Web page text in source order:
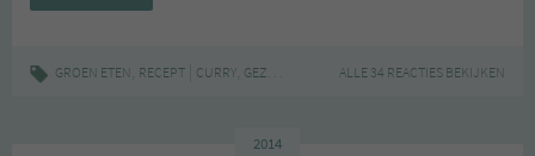
in
seizoen:
GROEN ETEN, RECEPT CURRY, GEZOND GROEN IN HET SEIZOEN,KOOLRABI
ALLE 34 REACTIES BEKIJKEN
2014